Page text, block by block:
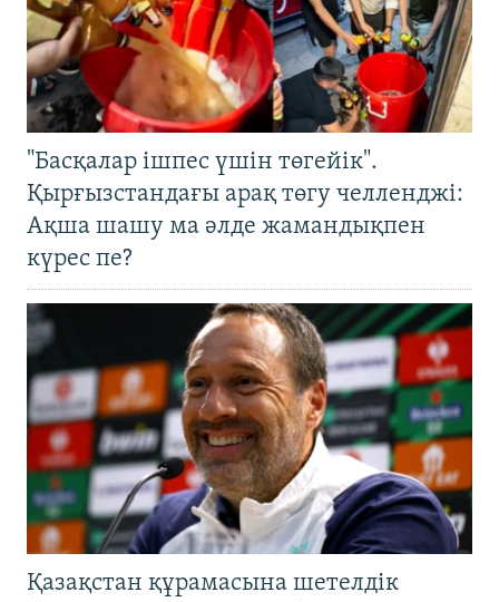
"Басқалар ішпес үшін төгейік".
Қырғызстандағы арақ төгу челленджі:
Ақша шашу ма әлде жамандықпен
күрес пе?
Қазақстан құрамасына шетелдік